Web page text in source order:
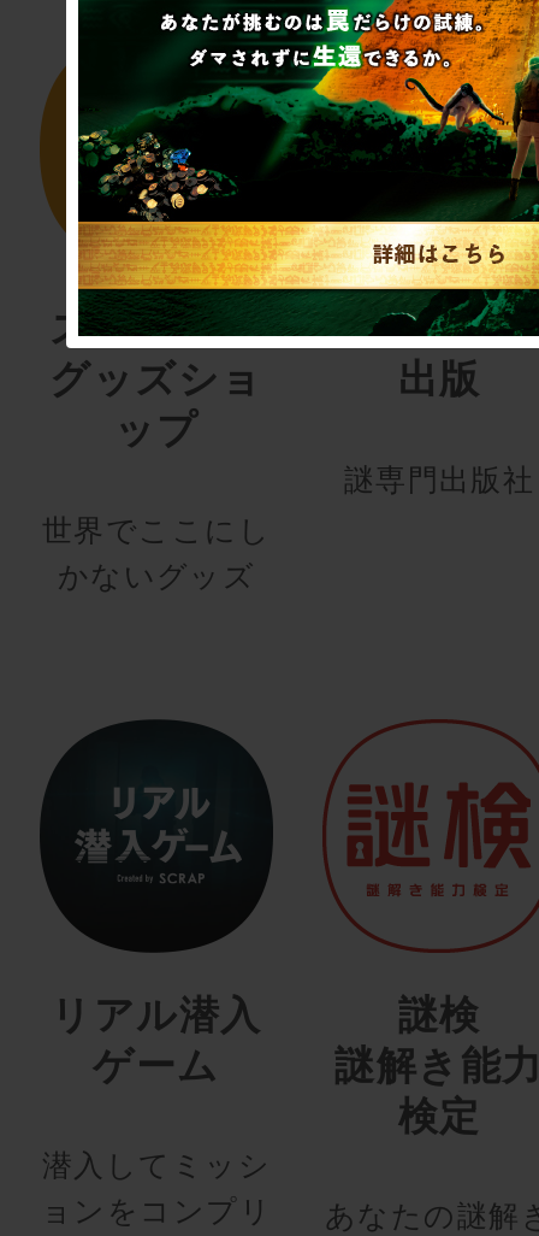
スクラップ
グッズショ
ップ
世界でここにし
かないグッズ
SCRAP
出版
謎専門出版社
リアル潜入
ゲーム
潜入してミッシ
ョンをコンプリ
謎検
謎解き能
検定
あなたの謎解